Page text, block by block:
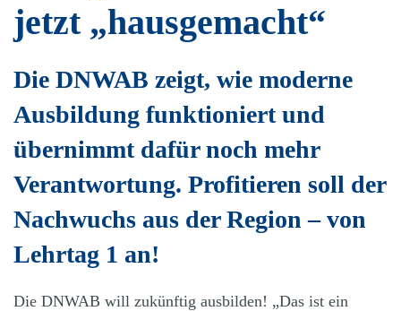
jetzt „haus­gemacht“
Die DNWAB zeigt, wie moderne
Ausbildung funktioniert und
übernimmt dafür noch mehr
Verantwortung. Profitieren soll der
Nachwuchs aus der Region – von
Lehrtag 1 an!
Die DNWAB will zukünftig ausbilden! „Das ist ein